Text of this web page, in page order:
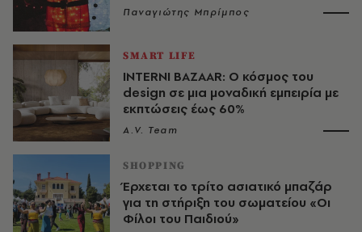
Παναγιώτης Μπρίμπος
SMART LIFE
INTERNI BAZAAR: Ο κόσμος του
design σε μια μοναδική εμπειρία με
εκπτώσεις έως 60%
A.V. Team
SHOPPING
Έρχεται το τρίτο ασιατικό μπαζάρ
για τη στήριξη του σωματείου «Οι
Φίλοι του Παιδιού»